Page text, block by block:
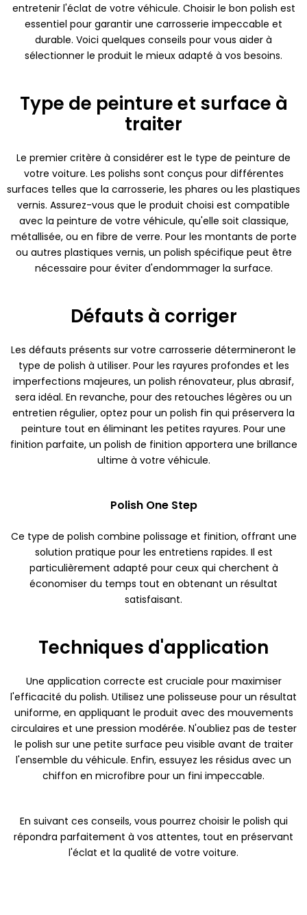
entretenir l'éclat de votre véhicule. Choisir le bon polish est
essentiel pour garantir une carrosserie impeccable et
durable. Voici quelques conseils pour vous aider à
sélectionner le produit le mieux adapté à vos besoins.
Type de peinture et surface à
traiter
Le premier critère à considérer est le type de peinture de
votre voiture. Les polishs sont conçus pour différentes
surfaces telles que la carrosserie, les phares ou les plastiques
vernis. Assurez-vous que le produit choisi est compatible
avec la peinture de votre véhicule, qu'elle soit classique,
métallisée, ou en fibre de verre. Pour les montants de porte
ou autres plastiques vernis, un polish spécifique peut être
nécessaire pour éviter d'endommager la surface.
Défauts à corriger
Les défauts présents sur votre carrosserie détermineront le
type de polish à utiliser. Pour les rayures profondes et les
imperfections majeures, un polish rénovateur, plus abrasif,
sera idéal. En revanche, pour des retouches légères ou un
entretien régulier, optez pour un polish fin qui préservera la
peinture tout en éliminant les petites rayures. Pour une
finition parfaite, un polish de finition apportera une brillance
ultime à votre véhicule.
Polish One Step
Ce type de polish combine polissage et finition, offrant une
solution pratique pour les entretiens rapides. Il est
particulièrement adapté pour ceux qui cherchent à
économiser du temps tout en obtenant un résultat
satisfaisant.
Techniques d'application
Une application correcte est cruciale pour maximiser
l'efficacité du polish. Utilisez une polisseuse pour un résultat
uniforme, en appliquant le produit avec des mouvements
circulaires et une pression modérée. N'oubliez pas de tester
le polish sur une petite surface peu visible avant de traiter
l'ensemble du véhicule. Enfin, essuyez les résidus avec un
chiffon en microfibre pour un fini impeccable.
En suivant ces conseils, vous pourrez choisir le polish qui
répondra parfaitement à vos attentes, tout en préservant
l'éclat et la qualité de votre voiture.